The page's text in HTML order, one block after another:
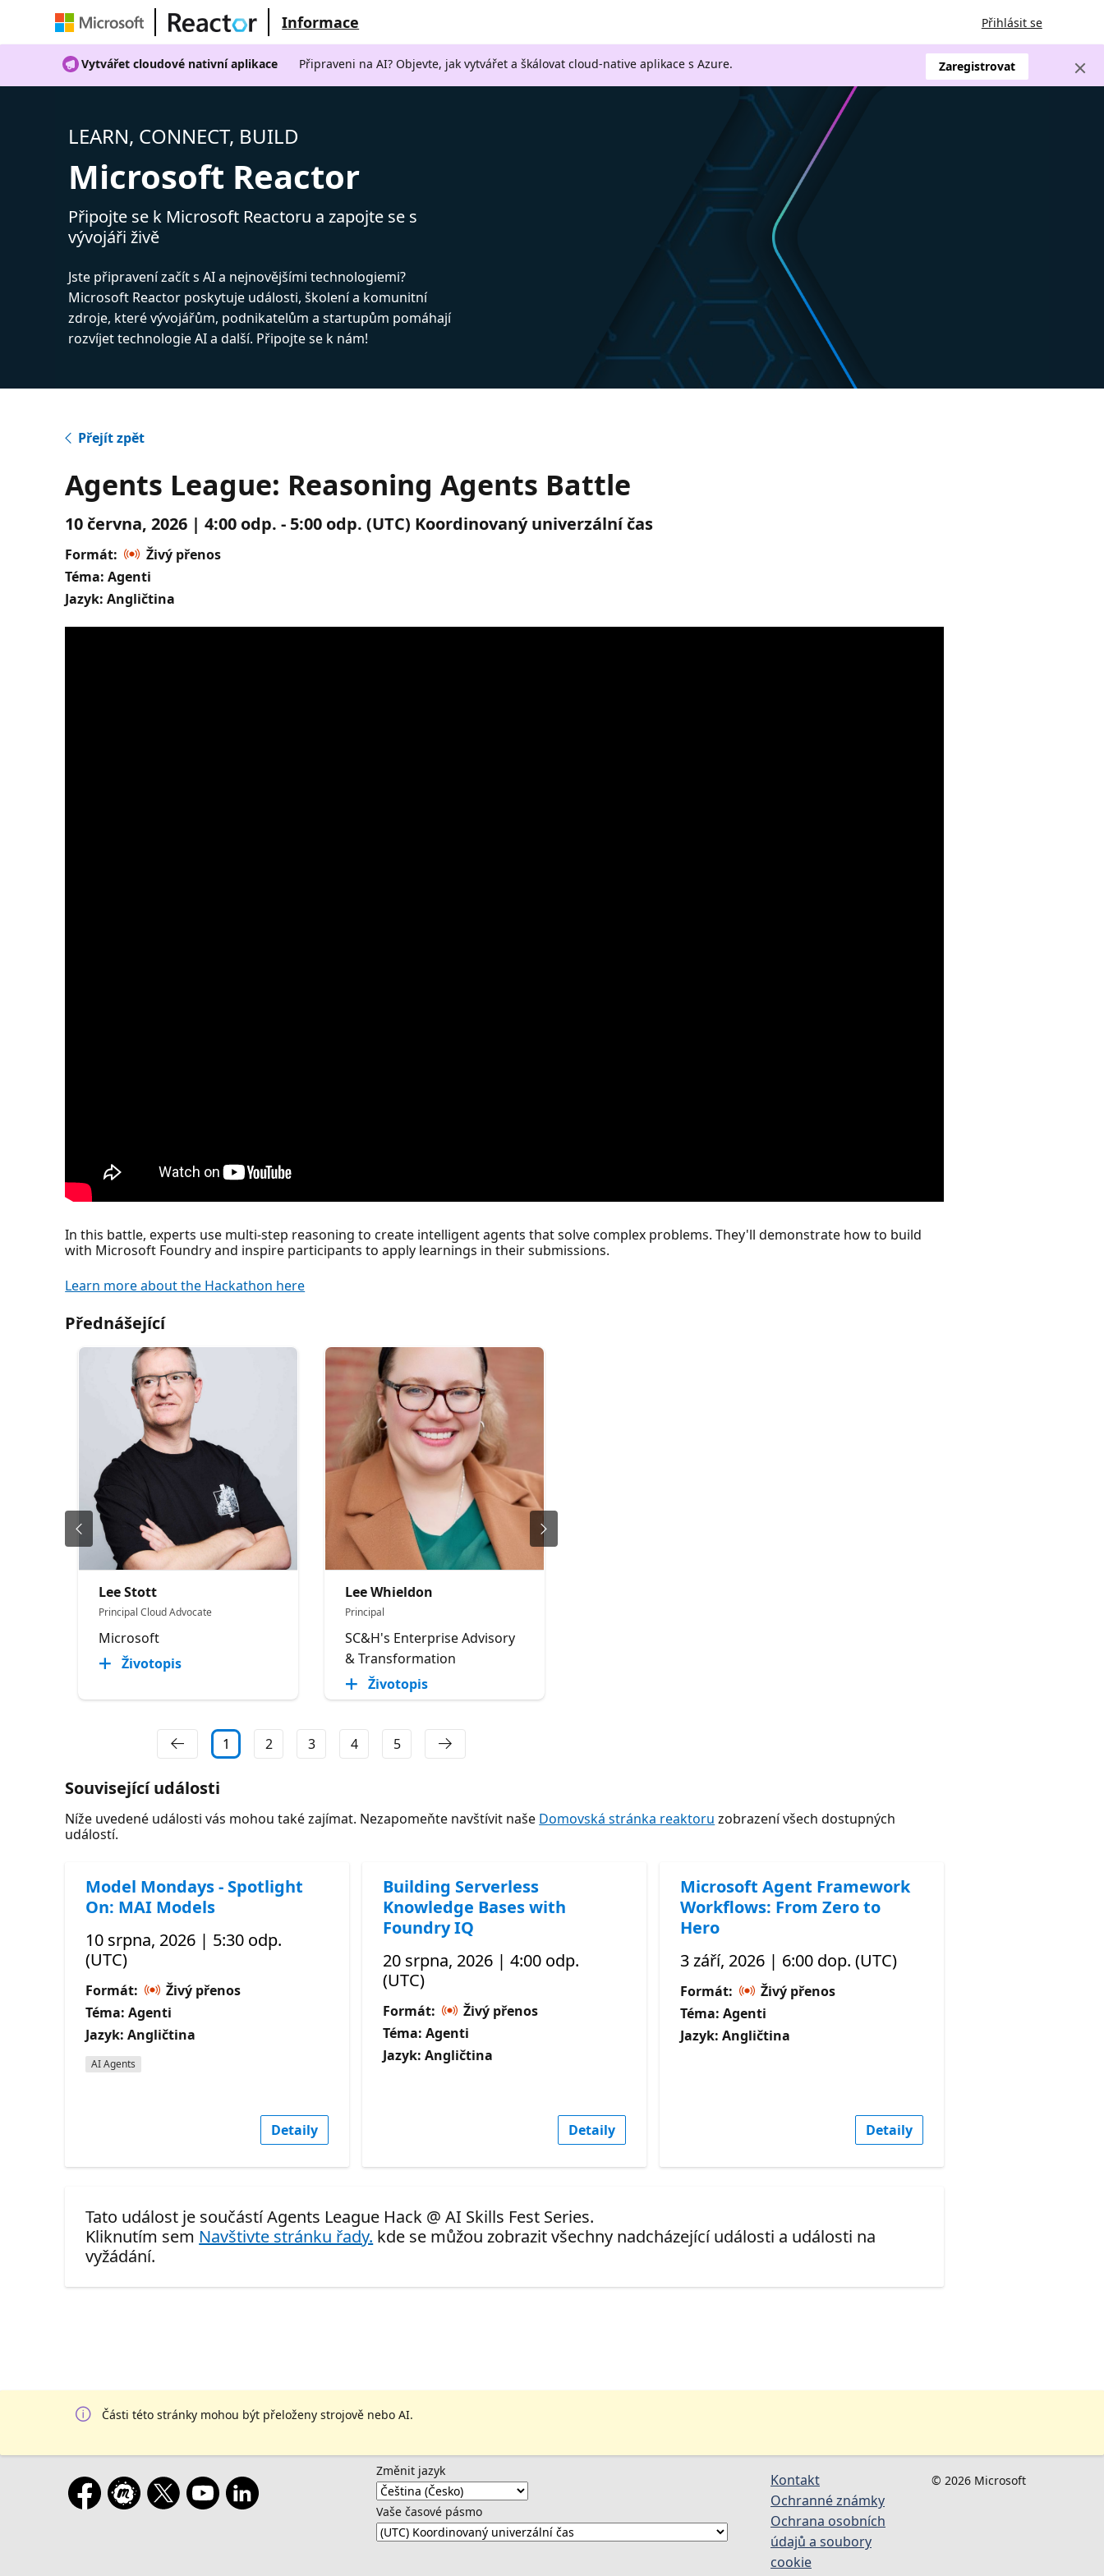
Informace Přihlásit se
Vytvářet cloudové nativní aplikace Připraveni na AI? Objevte, jak vytvářet a škálovat cloud-native aplikace s Azure. Zaregistrovat
LEARN, CONNECT, BUILD
Microsoft Reactor
Připojte se k Microsoft Reactoru a zapojte se s
vývojáři živě
Jste připravení začít s AI a nejnovějšími technologiemi?
Microsoft Reactor poskytuje události, školení a komunitní
zdroje, které vývojářům, podnikatelům a startupům pomáhají
rozvíjet technologie AI a další. Připojte se k nám!
Přejít zpět
Agents League: Reasoning Agents Battle
10 června, 2026 | 4:00 odp. - 5:00 odp. (UTC) Koordinovaný univerzální čas
Formát:
Živý přenos
Téma: Agenti
Jazyk: Angličtina
In this battle, experts use multi-step reasoning to create intelligent agents that solve complex problems. They'll demonstrate how to build
with Microsoft Foundry and inspire participants to apply learnings in their submissions.
Learn more about the Hackathon here
Přednášející
Lee Stott
Principal Cloud Advocate
Microsoft
Životopis
Lee Whieldon
Principal
SC&H's Enterprise Advisory
& Transformation
Životopis
1 2 3 4 5
Související události
Níže uvedené události vás mohou také zajímat. Nezapomeňte navštívit naše Domovská stránka reaktoru zobrazení všech dostupných
událostí.
Model Mondays - Spotlight
On: MAI Models
10 srpna, 2026 | 5:30 odp.
(UTC)
Formát:
Živý přenos
Téma: Agenti
Jazyk: Angličtina
AI Agents
Detaily
Building Serverless
Knowledge Bases with
Foundry IQ
20 srpna, 2026 | 4:00 odp.
(UTC)
Formát:
Živý přenos
Téma: Agenti
Jazyk: Angličtina
Detaily
Microsoft Agent Framework
Workflows: From Zero to
Hero
3 září, 2026 | 6:00 dop. (UTC)
Formát:
Živý přenos
Téma: Agenti
Jazyk: Angličtina
Detaily
Tato událost je součástí Agents League Hack @ AI Skills Fest Series.
Kliknutím sem Navštivte stránku řady. kde se můžou zobrazit všechny nadcházející události a události na
vyžádání.
Části této stránky mohou být přeloženy strojově nebo AI.
Změnit jazyk
Vaše časové pásmo
Kontakt
Ochranné známky
Ochrana osobních
údajů a soubory
cookie
© 2026 Microsoft